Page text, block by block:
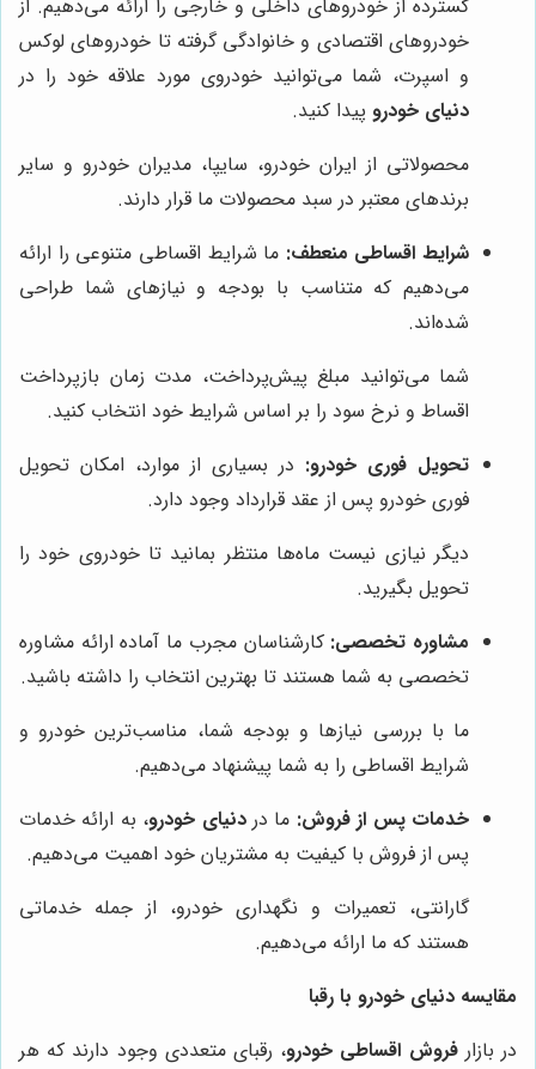
گسترده از خودروهای داخلی و خارجی را ارائه می‌دهیم. از
خودروهای اقتصادی و خانوادگی گرفته تا خودروهای لوکس
و اسپرت، شما می‌توانید خودروی مورد علاقه خود را در
دنیای خودرو پیدا کنید.
محصولاتی از ایران خودرو، سایپا، مدیران خودرو و سایر
برندهای معتبر در سبد محصولات ما قرار دارند.
شرایط اقساطی منعطف: ما شرایط اقساطی متنوعی را ارائه
می‌دهیم که متناسب با بودجه و نیازهای شما طراحی
شده‌اند.
شما می‌توانید مبلغ پیش‌پرداخت، مدت زمان بازپرداخت
اقساط و نرخ سود را بر اساس شرایط خود انتخاب کنید.
تحویل فوری خودرو: در بسیاری از موارد، امکان تحویل
فوری خودرو پس از عقد قرارداد وجود دارد.
دیگر نیازی نیست ماه‌ها منتظر بمانید تا خودروی خود را
تحویل بگیرید.
مشاوره تخصصی: کارشناسان مجرب ما آماده ارائه مشاوره
تخصصی به شما هستند تا بهترین انتخاب را داشته باشید.
ما با بررسی نیازها و بودجه شما، مناسب‌ترین خودرو و
شرایط اقساطی را به شما پیشنهاد می‌دهیم.
خدمات پس از فروش: ما دردنیای خودرو، به ارائه خدمات
پس از فروش با کیفیت به مشتریان خود اهمیت می‌دهیم.
گارانتی، تعمیرات و نگهداری خودرو، از جمله خدماتی
هستند که ما ارائه می‌دهیم.
مقایسه دنیای خودرو با رقبا
در بازارفروش اقساطی خودرو، رقبای متعددی وجود دارند که هر